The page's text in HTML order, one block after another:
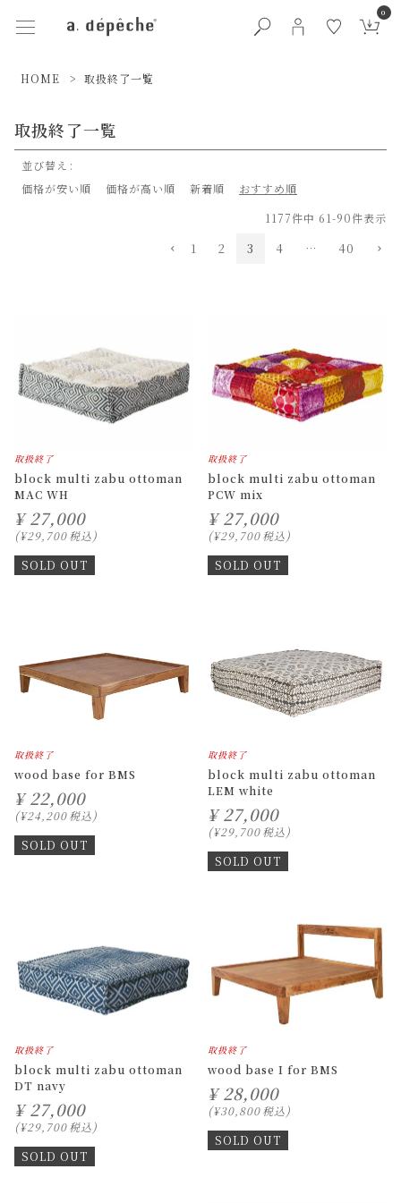
0
HOME 取扱終了一覧
取扱終了一覧
並び替え
価格が安い順
価格が高い順 新着順
おすすめ順
1177件中 61-90件表示
1 2 3 4 … 40
取扱終了
block multi zabu ottoman
MAC WH
¥ 27,000
¥29,700税込
SOLD OUT
取扱終了
block multi zabu ottoman
PCW mix
¥ 27,000
¥29,700税込
SOLD OUT
取扱終了
wood base for BMS
¥ 22,000
¥24,200税込
SOLD OUT
取扱終了
block multi zabu ottoman
LEM white
¥ 27,000
¥29,700税込
SOLD OUT
取扱終了
block multi zabu ottoman
DT navy
¥ 27,000
¥29,700税込
SOLD OUT
取扱終了
wood base I for BMS
¥ 28,000
¥30,800税込
SOLD OUT